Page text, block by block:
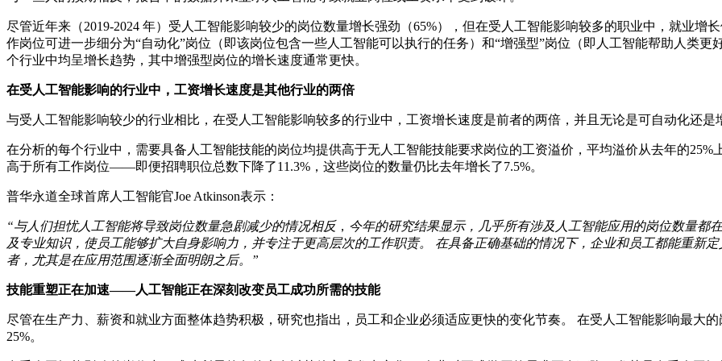
尽管近年来（2019-2024 年）受人工智能影响较少的岗位数量增长强劲（65%），但在受人工智能影响较多的职业中，就业增
作岗位可进一步细分为“自动化”岗位（即该岗位包含一些人工智能可以执行的任务）和“增强型”岗位（即人工智能帮助人类更
个行业中均呈增长趋势，其中增强型岗位的增长速度通常更快。
在受人工智能影响的行业中，工资增长速度是其他行业的两倍
与受人工智能影响较少的行业相比，在受人工智能影响较多的行业中，工资增长速度是前者的两倍，并且无论是可自动化还是
在分析的每个行业中，需要具备人工智能技能的岗位均提供高于无人工智能技能要求岗位的工资溢价，平均溢价从去年的
高于所有工作岗位——即便招聘职位总数下降了11.3%，这些岗位的数量仍比去年增长了7.5%。
普华永道全球首席人工智能官Joe Atkinson表示：
“与人们担忧人工智能将导致岗位数量急剧减少的情况相反 ， 今年的研究结果显示，几乎所有涉及人工智能应用的岗位数量都
及专业知识，使员工能够扩大自身影响力，并专注于更高层次的工作职责。 在具备正确基础的情况下，企业和员工都能重新
者，尤其是在应用范围逐渐全面明朗之后。”
技能重塑正在加速——人工智能正在深刻改变员工成功所需的技能
尽管在生产力、薪资和就业方面整体趋势积极，研究也指出，员工和企业必须适应更快的变化节奏。 在受人工智能影响最大
25%。